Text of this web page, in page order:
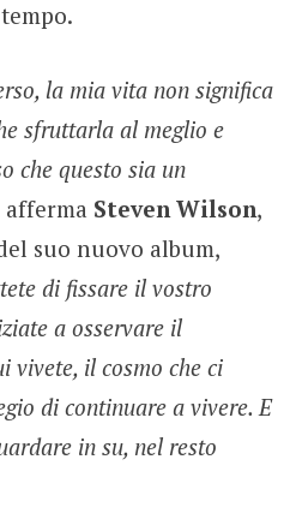
la mia vita non significa
sfruttarla al meglio e
che questo sia un
afferma Steven Wilson,
suo nuovo album,
di fissare il vostro
a osservare il
vivete, il cosmo che ci
di continuare a vivere. E
in su, nel resto